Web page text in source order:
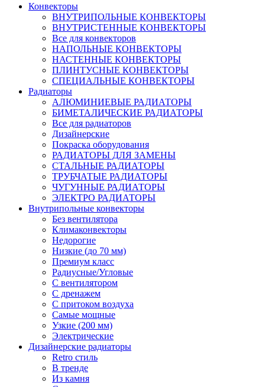
Конвекторы
ВНУТРИПОЛЬНЫЕ КОНВЕКТОРЫ
ВНУТРИСТЕННЫЕ КОНВЕКТОРЫ
Все для конвекторов
НАПОЛЬНЫЕ КОНВЕКТОРЫ
НАСТЕННЫЕ КОНВЕКТОРЫ
ПЛИНТУСНЫЕ КОНВЕКТОРЫ
СПЕЦИАЛЬНЫЕ КОНВЕКТОРЫ
Радиаторы
АЛЮМИНИЕВЫЕ РАДИАТОРЫ
БИМЕТАЛИЧЕСКИЕ РАДИАТОРЫ
Все для радиаторов
Дизайнерские
Покраска оборудования
РАДИАТОРЫ ДЛЯ ЗАМЕНЫ
СТАЛЬНЫЕ РАДИАТОРЫ
ТРУБЧАТЫЕ РАДИАТОРЫ
ЧУГУННЫЕ РАДИАТОРЫ
ЭЛЕКТРО РАДИАТОРЫ
Внутрипольные конвекторы
Без вентилятора
Климаконвекторы
Недорогие
Низкие (до 70 мм)
Премиум класс
Радиусные/Угловые
С вентилятором
С дренажем
С притоком воздуха
Самые мощные
Узкие (200 мм)
Электрические
Дизайнерские радиаторы
Retro стиль
В тренде
Из камня